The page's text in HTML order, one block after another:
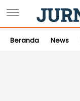
Beranda News